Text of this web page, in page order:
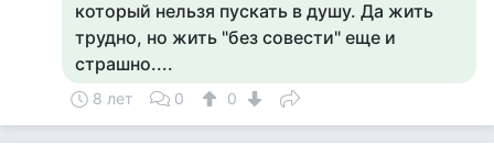
который нельзя пускать в душу. Да жить
трудно, но жить "без совести" еще и
страшно....
8 лет 0 0